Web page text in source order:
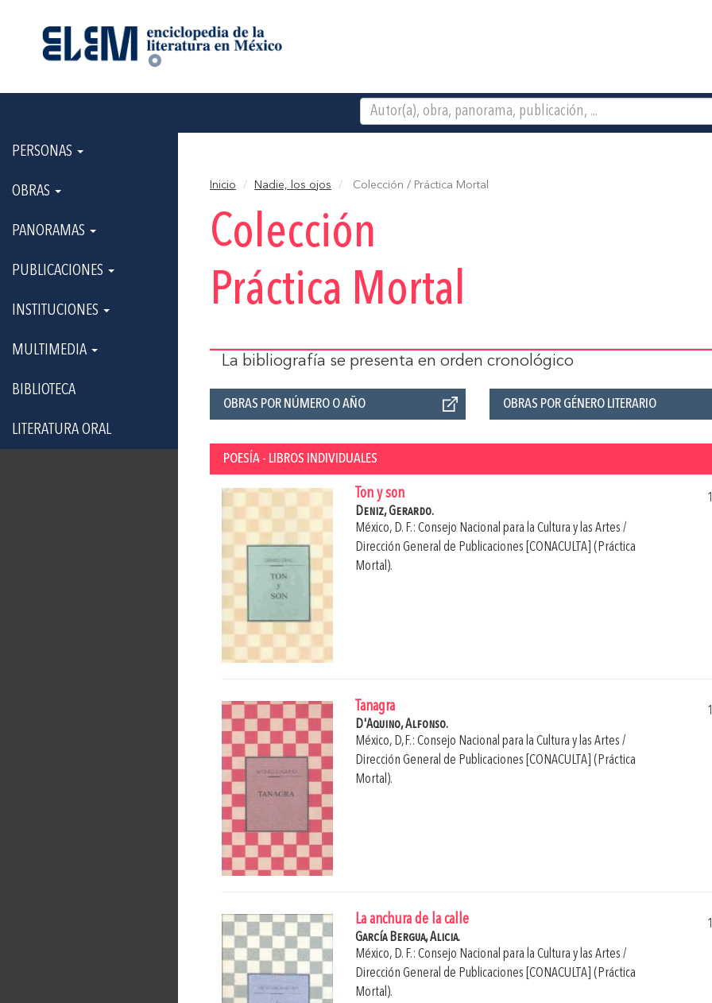
PERSONAS
OBRAS
PANORAMAS
PUBLICACIONES
INSTITUCIONES
MULTIMEDIA
BIBLIOTECA
LITERATURA ORAL
Inicio Nadie, los ojos Colección / Práctica Mortal
Colección
Práctica Mortal
La bibliografía se presenta en orden cronológico
OBRAS POR NÚMERO O AÑO OBRAS POR GÉNERO LITERARIO
POESÍA - LIBROS INDIVIDUALES
Ton y son
Deniz, Gerardo.
México, D. F.: Consejo Nacional para la Cultura y las Artes /
Dirección General de Publicaciones [CONACULTA] (Práctica
Mortal).
Tanagra
D'Aquino, Alfonso.
México, D,F.: Consejo Nacional para la Cultura y las Artes /
Dirección General de Publicaciones [CONACULTA] (Práctica
Mortal).
La anchura de la calle
García Bergua, Alicia.
México, D. F.: Consejo Nacional para la Cultura y las Artes /
Dirección General de Publicaciones [CONACULTA] (Práctica
Mortal).